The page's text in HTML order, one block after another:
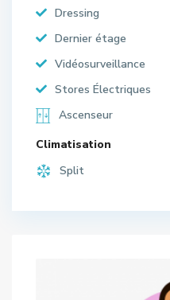
Dressing
Dernier étage
Vidéosurveillance
Stores Électriques
Ascenseur
Climatisation
Split